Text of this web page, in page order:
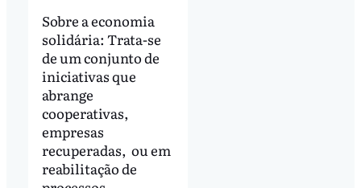
Sobre a economia
solidária: Trata-se
de um conjunto de
iniciativas que
abrange
cooperativas,
empresas
recuperadas, ou em
reabilitação de